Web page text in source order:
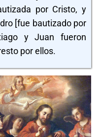
por Cristo, y
[fue bautizado por
y Juan fueron
por ellos.